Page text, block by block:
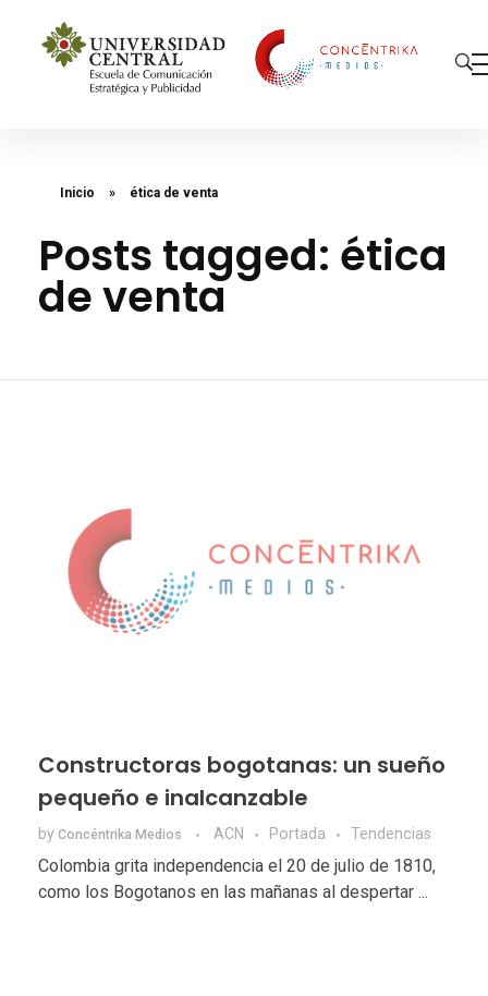
Inicio » ética de venta
Posts tagged: ética
de venta
Constructoras bogotanas: un sueño
pequeño e inalcanzable
by Concéntrika Medios ACN Portada Tendencias
Colombia grita independencia el 20 de julio de 1810,
como los Bogotanos en las mañanas al despertar ...